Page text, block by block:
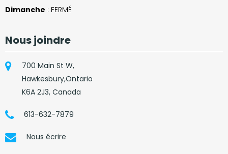
Dimanche : FERMÉ
Nous joindre
700 Main St W,
Hawkesbury,Ontario
K6A 2J3, Canada
613-632-7879
Nous écrire